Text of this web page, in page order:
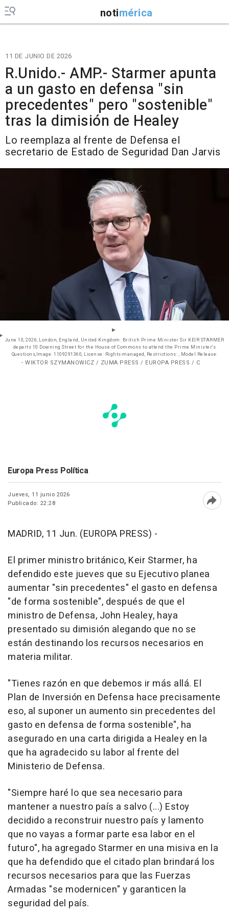
notimérica
11 DE JUNIO DE 2026
R.Unido.- AMP.- Starmer apunta
a un gasto en defensa "sin
precedentes" pero "sostenible"
tras la dimisión de Healey
Lo reemplaza al frente de Defensa el
secretario de Estado de Seguridad Dan Jarvis
June 10, 2026, London, England, United Kingdom: British Prime Minister Sir KEIR STARMER
departs 10 Downing Street for the House of Commons to attend the Prime Minister's
Questions,Image: 1109291360, License: Rights-managed, Restrictions: , Model Release:
- WIKTOR SZYMANOWICZ / ZUMA PRESS / EUROPA PRESS / C
Europa Press Política
Jueves, 11 junio 2026
Publicado: 22:28
MADRID, 11 Jun. (EUROPA PRESS) -
El primer ministro británico, Keir Starmer, ha
defendido este jueves que su Ejecutivo planea
aumentar "sin precedentes" el gasto en defensa
"de forma sostenible", después de que el
ministro de Defensa, John Healey, haya
presentado su dimisión alegando que no se
están destinando los recursos necesarios en
materia militar.
"Tienes razón en que debemos ir más allá. El
Plan de Inversión en Defensa hace precisamente
eso, al suponer un aumento sin precedentes del
gasto en defensa de forma sostenible", ha
asegurado en una carta dirigida a Healey en la
que ha agradecido su labor al frente del
Ministerio de Defensa.
"Siempre haré lo que sea necesario para
mantener a nuestro país a salvo (...) Estoy
decidido a reconstruir nuestro país y lamento
que no vayas a formar parte esa labor en el
futuro", ha agregado Starmer en una misiva en la
que ha defendido que el citado plan brindará los
recursos necesarios para que las Fuerzas
Armadas "se modernicen" y garanticen la
seguridad del país.